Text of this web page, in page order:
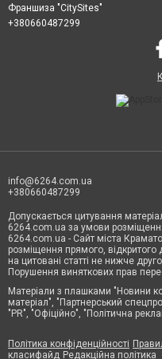
Франшиза "CitySites"
+380660487299
info@6264.com.ua
+380660487299
Допускається цитування
6264.com.ua за умови
6264.com.ua - Сайт міста
розміщення прямого,
на цитовані статті не нижче
Порушення виняткових прав
Матеріали з плашками "Новини
матеріал", "Партнерський
"PR", "Офіційно", "Політична
Політика конфіденційності
класифайд Редакційна політика